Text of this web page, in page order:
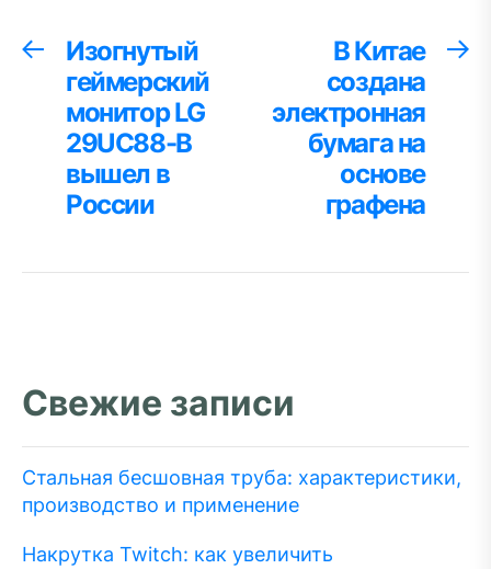
Навигация
записям
Предыдущая
запись:
Изогнутый
геймерский
монитор LG
29UC88-B
вышел в
России
В Китае
создана
электронная
бумага на
основе
графена
Свежие записи
Стальная бесшовная труба: характеристики,
производство и применение
Накрутка Twitch: как увеличить